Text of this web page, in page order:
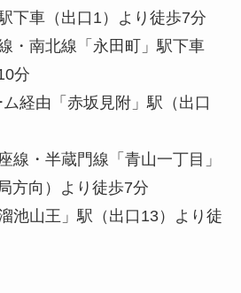
下車（出口1）より徒歩7分
・南北線「永田町」駅下車
分
経由「赤坂見附」駅（出口
線・半蔵門線「青山一丁目」
方向）より徒歩7分
池山王」駅（出口13）より徒